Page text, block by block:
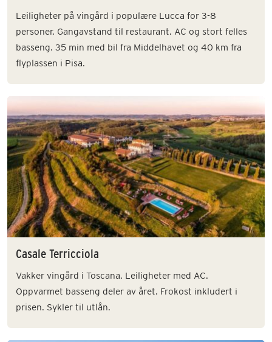
Leiligheter på vingård i populære Lucca for 3-8
personer. Gangavstand til restaurant. AC og stort felles
basseng. 35 min med bil fra Middelhavet og 40 km fra
flyplassen i Pisa.
Casale Terricciola
Vakker vingård i Toscana. Leiligheter med AC.
Oppvarmet basseng deler av året. Frokost inkludert i
prisen. Sykler til utlån.